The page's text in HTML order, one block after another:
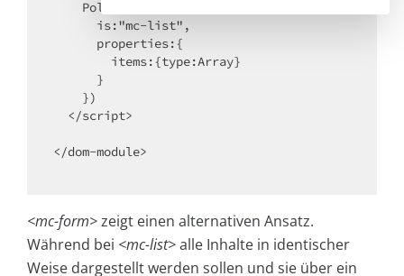
</dom-module>
<mc-form>zeigt einen alternativen Ansatz.
Während bei <mc-list>alle Inhalte in identischer
Weise dargestellt werden sollen und sie über ein